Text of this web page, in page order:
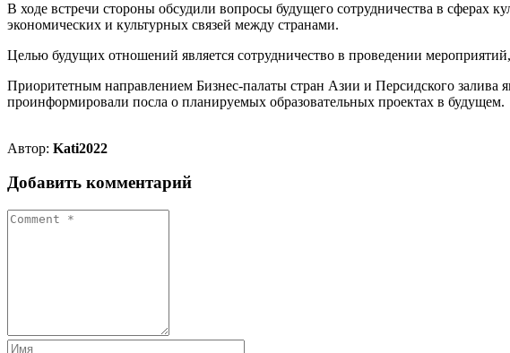
В ходе встречи стороны обсудили вопросы будущего сотрудничества в сферах
экономических и культурных связей между странами.
Целью будущих отношений является сотрудничество в проведении
Приоритетным направлением Бизнес-палаты стран Азии и Персидского залива
проинформировали посла о планируемых образовательных проектах в будущем.
Автор: Kati2022
Добавить комментарий